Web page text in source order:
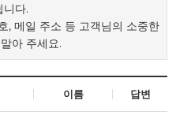
니다.
, 메일 주소 등 고객님의 소중한
아 주세요.
이름 답변